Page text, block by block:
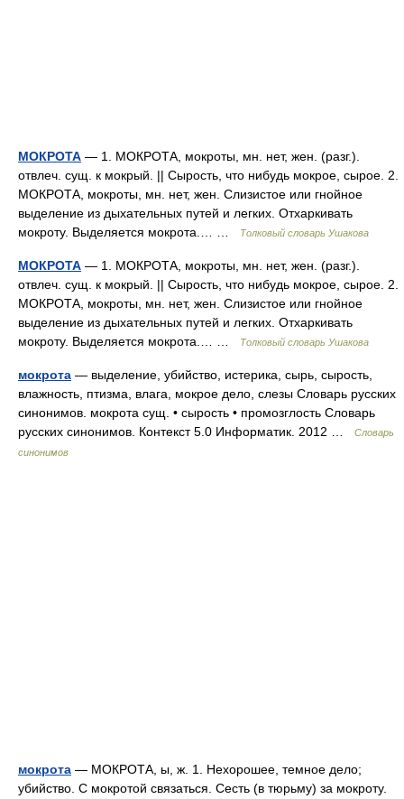
МОКРОТА — 1. МОКРОТА, мокроты, мн. нет, жен. (разг.).
отвлеч. сущ. к мокрый. || Сырость, что нибудь мокрое, сырое. 2.
МОКРОТА, мокроты, мн. нет, жен. Слизистое или гнойное
выделение из дыхательных путей и легких. Отхаркивать
мокроту. Выделяется мокрота.… …
Толковый словарь Ушакова
МОКРОТА — 1. МОКРОТА, мокроты, мн. нет, жен. (разг.).
отвлеч. сущ. к мокрый. || Сырость, что нибудь мокрое, сырое. 2.
МОКРОТА, мокроты, мн. нет, жен. Слизистое или гнойное
выделение из дыхательных путей и легких. Отхаркивать
мокроту. Выделяется мокрота.… …
Толковый словарь Ушакова
мокрота — выделение, убийство, истерика, сырь, сырость,
влажность, птизма, влага, мокрое дело, слезы Словарь русских
синонимов. мокрота сущ. • сырость • промозглость Словарь
русских синонимов. Контекст 5.0 Информатик. 2012 …
Словарь
синонимов
мокрота — МОКРОТА, ы, ж. 1. Нехорошее, темное дело;
убийство. С мокротой связаться. Сесть (в тюрьму) за мокроту.